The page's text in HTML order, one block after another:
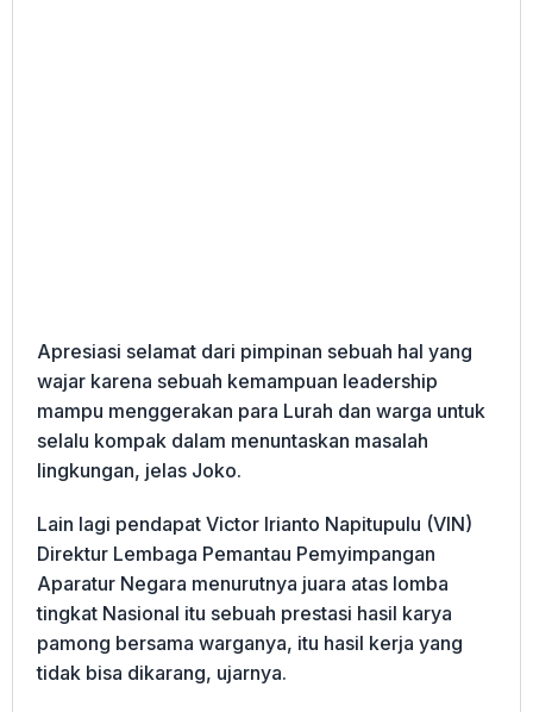
Apresiasi selamat dari pimpinan sebuah hal yang
wajar karena sebuah kemampuan leadership
mampu menggerakan para Lurah dan warga untuk
selalu kompak dalam menuntaskan masalah
lingkungan, jelas Joko.
Lain lagi pendapat Victor Irianto Napitupulu (VIN)
Direktur Lembaga Pemantau Pemyimpangan
Aparatur Negara menurutnya juara atas lomba
tingkat Nasional itu sebuah prestasi hasil karya
pamong bersama warganya, itu hasil kerja yang
tidak bisa dikarang, ujarnya.